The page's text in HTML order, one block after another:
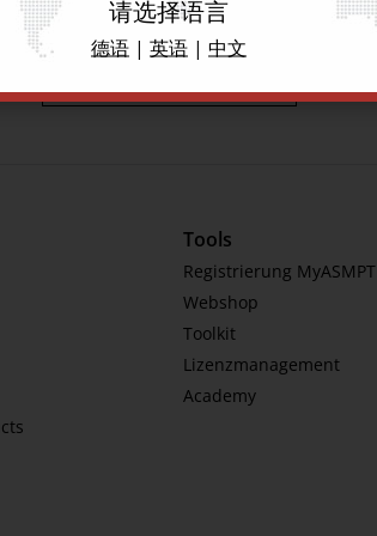
Tools
Registrierung MyASMPT
Webshop
Toolkit
Lizenzmanagement
Academy
请选择语言
德语 | 英语 | 中文